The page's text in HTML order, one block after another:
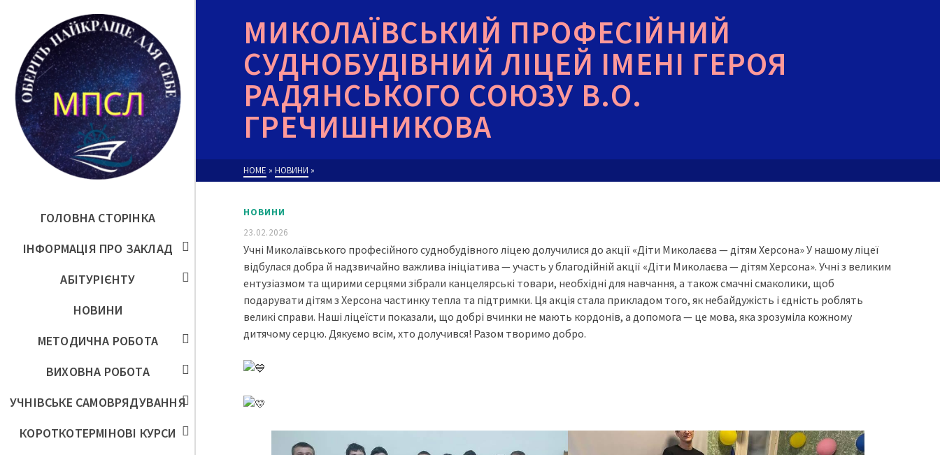
ГОЛОВНА СТОРІНКА
ІНФОРМАЦІЯ ПРО ЗАКЛАД
АБІТУРІЄНТУ
НОВИНИ
МЕТОДИЧНА РОБОТА
ВИХОВНА РОБОТА
УЧНІВСЬКЕ САМОВРЯДУВАННЯ
КОРОТКОТЕРМІНОВІ КУРСИ
МИКОЛАЇВСЬКИЙ ПРОФЕСІЙНИЙ
СУДНОБУДІВНИЙ ЛІЦЕЙ ІМЕНІ ГЕРОЯ
РАДЯНСЬКОГО СОЮЗУ В.О.
ГРЕЧИШНИКОВА
HOME » НОВИНИ »
НОВИНИ
23.02.2026
Учні Миколаївського професійного суднобудівного ліцею долучилися до акції «Діти Миколаєва — дітям Херсона» У нашому ліцеї
відбулася добра й надзвичайно важлива ініціатива — участь у благодійній акції «Діти Миколаєва — дітям Херсона». Учні з великим
ентузіазмом та щирими серцями зібрали канцелярські товари, необхідні для навчання, а також смачні смаколики, щоб
подарувати дітям з Херсона частинку тепла та підтримки. Ця акція стала прикладом того, як небайдужість і єдність роблять
великі справи. Наші ліцеїсти показали, що добрі вчинки не мають кордонів, а допомога — це мова, яка зрозуміла кожному
дитячому серцю. Дякуємо всім, хто долучився! Разом творимо добро.